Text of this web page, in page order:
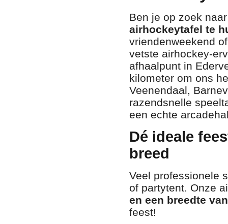
Ben je op zoek
airhockeytafel te
vriendenweekend
vetste airhockey-
afhaalpunt in
kilometer om ons
Veenendaal,
razendsnelle
een echte
Dé ideale
breed
Veel professionele
of partytent. Onze
en een breedte
feest!